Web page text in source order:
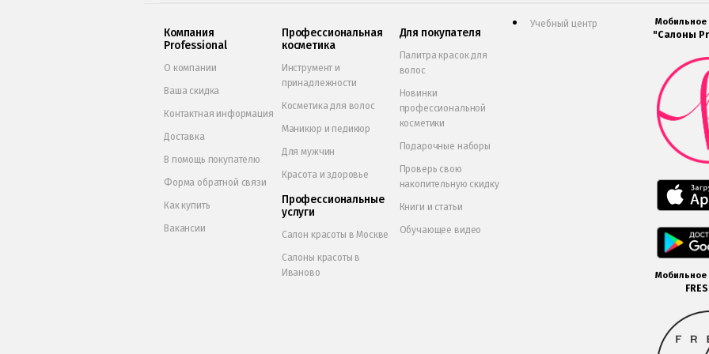
Компания
Professional
О компании
Ваша скидка
Контактная информация
Доставка
В помощь покупателю
Форма обратной связи
Как купить
Вакансии
Профессиональная
косметика
Инструмент и
принадлежности
Косметика для волос
Маникюр и педикюр
Для мужчин
Красота и здоровье
Профессиональные
услуги
Салон красоты в Москве
Салоны красоты в
Иваново
Для покупателя
Палитра красок для
волос
Новинки
профессиональной
косметики
Подарочные наборы
Проверь свою
накопительную скидку
Книги и статьи
Обучающее видео
Учебный центр Мобильное
"Салоны
Мобильное